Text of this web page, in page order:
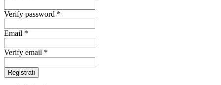
Verify password *
Email *
Verify email *
Registrati